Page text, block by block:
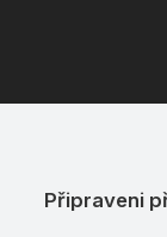
Připraveni